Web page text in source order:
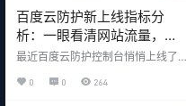
百度云防护新上线指标分
析：一眼看清网站流量，精
准拦截恶意请求
最近百度云防护控制台悄悄上线了
析。 这个功能把网站访问流量、请
0 0 264